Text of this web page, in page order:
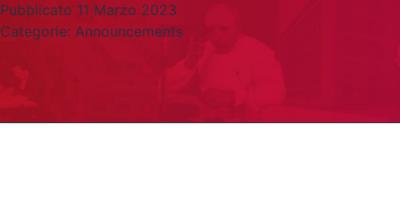
Pubblicato 11 Marzo 2023
Categorie: Announcements